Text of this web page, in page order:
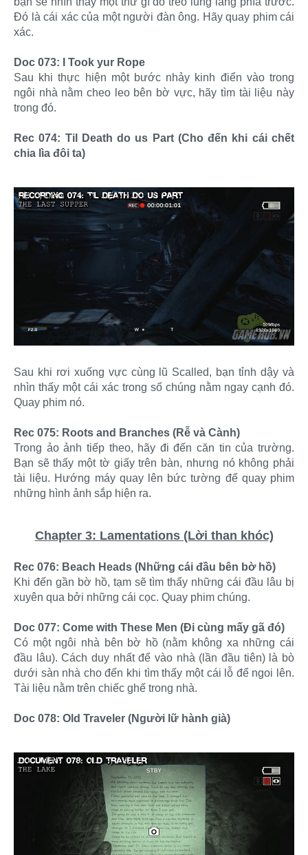
Đó là cái xác của một người đàn ông. Hãy quay phim cái
xác.
Doc 073: I Took yur Rope
Sau khi thực hiện một bước nhảy kinh điển vào trong
ngôi nhà nằm cheo leo bên bờ vực, hãy tìm tài liệu này
trong đó.
Rec 074: Til Death do us Part (Cho đến khi cái chết
chia lìa đôi ta)
Sau khi rơi xuống vực cùng lũ Scalled, bạn tỉnh dậy và
nhìn thấy một cái xác trong số chúng nằm ngay cạnh đó.
Quay phim nó.
Rec 075: Roots and Branches (Rễ và Cành)
Trong ảo ảnh tiếp theo, hãy đi đến căn tin của trường.
Bạn sẽ thấy một tờ giấy trên bàn, nhưng nó không phải
tài liệu. Hướng máy quay lên bức tường để quay phim
những hình ảnh sắp hiện ra.
Chapter 3: Lamentations (Lời than khóc)
Rec 076: Beach Heads (Những cái đầu bên bờ hồ)
Khi đến gần bờ hồ, tạm sẽ tìm thấy những cái đầu lâu bị
xuyên qua bởi những cái cọc. Quay phim chúng.
Doc 077: Come with These Men (Đi cùng mấy gã đó)
Có một ngôi nhà bên bờ hồ (nằm không xa những cái
đầu lâu). Cách duy nhất để vào nhà (lần đầu tiên) là bò
dưới sàn nhà cho đến khi tìm thấy một cái lỗ để ngoi lên.
Tài liệu nằm trên chiếc ghế trong nhà.
Doc 078: Old Traveler (Người lữ hành già)